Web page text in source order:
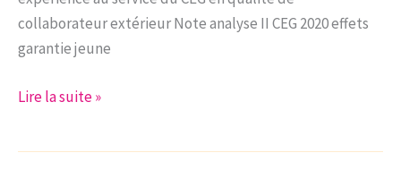
collaborateur extérieur Note analyse II CEG 2020 effets
garantie jeune
Note
Lire la suite »